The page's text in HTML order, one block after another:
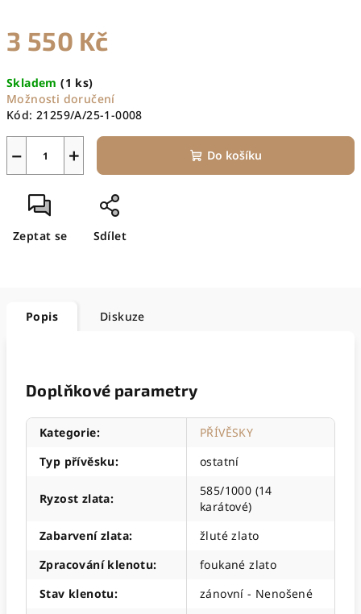
3 550 Kč
cena:
Skladem(1 ks)
Možnosti doručení
Kód: 21259/A/25-1-0008
+
− Do košíku
Zeptat se Sdílet
Popis Diskuze
Doplňkové parametry
Kategorie:
PŘÍVĚSKY
Typ přívěsku: ostatní
Ryzost zlata:
585/1000 (14
karátové)
Zabarvení zlata:
žluté zlato
Zpracování klenotu:
foukané zlato
Stav klenotu: zánovní - Nenošené